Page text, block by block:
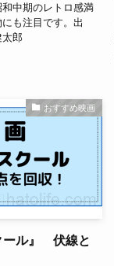
中期のレトロ感満
も注目です。出
郎
おすすめ映画
ール』 伏線と